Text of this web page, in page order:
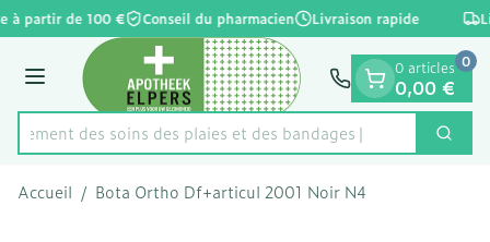
Aller au contenu
1 de 1
à partir de 100 € Conseil du pharmacien Livraison rapide
Menu
Rechercherdes soins des plaies et des bandages
0 articles
0,00 €
0
Accueil / Bota Ortho Df+articul 2001 Noir N4